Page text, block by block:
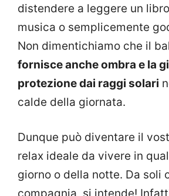
distendere a leggere un
musica o semplicemente
Non dimentichiamo che il
fornisce anche ombra e la
protezione dai raggi solari
calde della giornata.
Dunque può diventare il
relax ideale da vivere in
giorno o della notte. Da soli